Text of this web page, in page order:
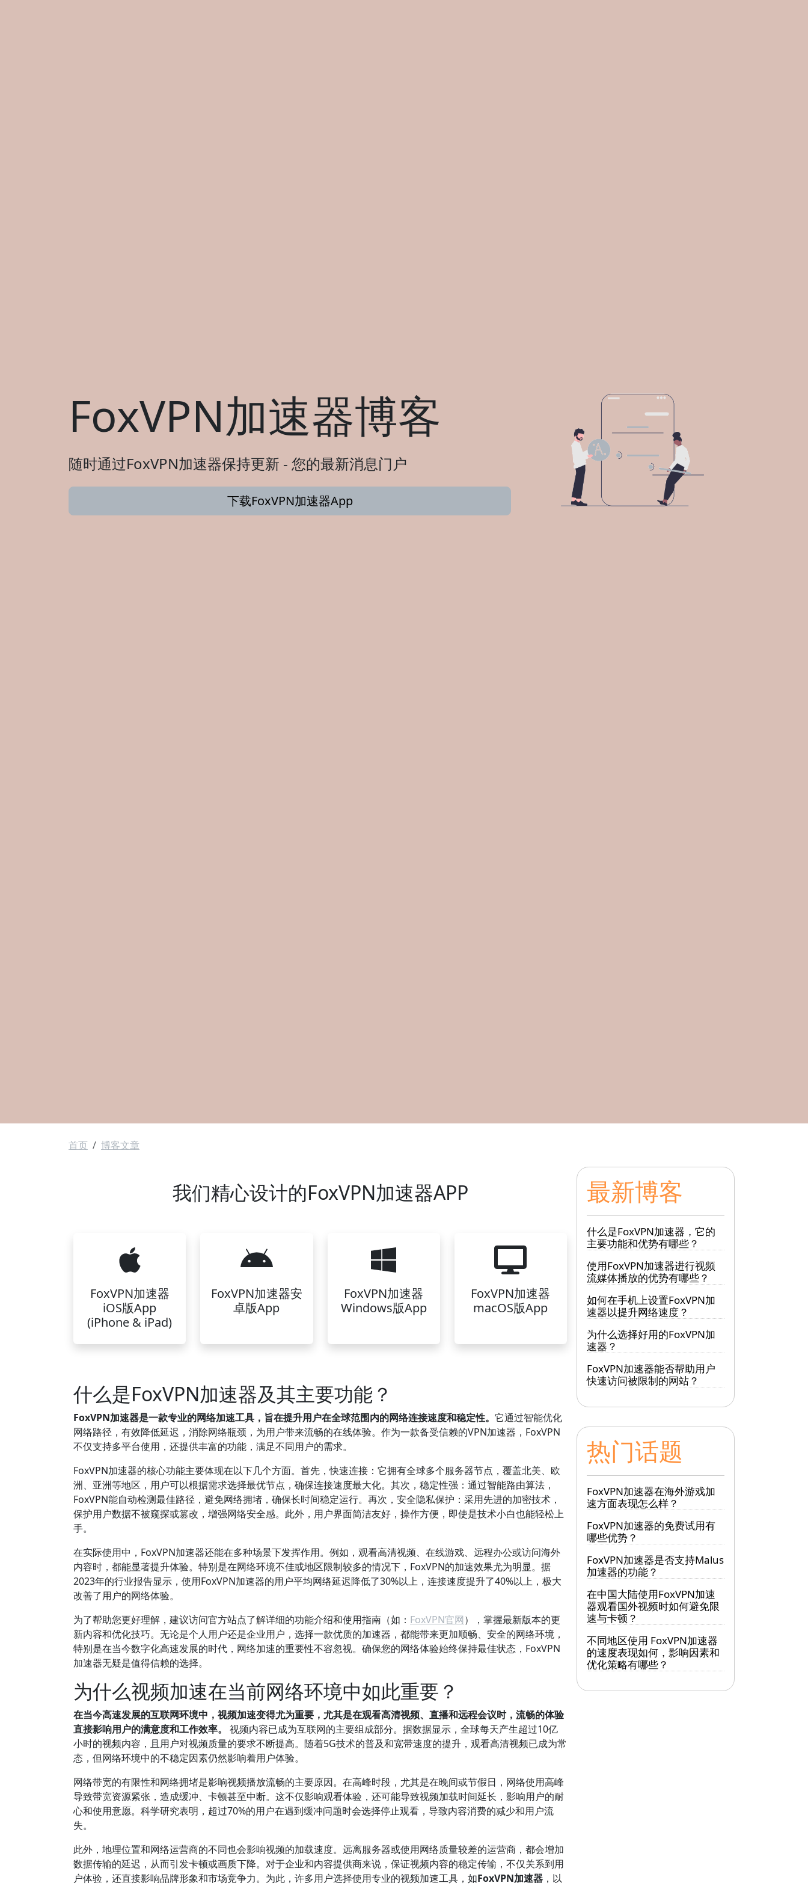
FoxVPN加速器博客
随时通过FoxVPN加速器保持更新 - 您的最新消息门户
下载FoxVPN加速器App
面包屑
首页 博客文章
我们精心设计的FoxVPN加速器APP
FoxVPN加速器
iOS版App
(iPhone & iPad)
FoxVPN加速器安
卓版App
FoxVPN加速器
Windows版App
FoxVPN加速器
macOS版App
什么是FoxVPN加速器及其主要功能？
FoxVPN加速器是一款专业的网络加速工具，旨在提升用户在全球范围内的网络连接速度和稳定性。 它通过智能优化
网络路径，有效降低延迟，消除网络瓶颈，为用户带来流畅的在线体验。作为一款备受信赖的VPN加速器，FoxVPN
不仅支持多平台使用，还提供丰富的功能，满足不同用户的需求。
FoxVPN加速器的核心功能主要体现在以下几个方面。首先，快速连接：它拥有全球多个服务器节点，覆盖北美、欧
洲、亚洲等地区，用户可以根据需求选择最优节点，确保连接速度最大化。其次，稳定性强：通过智能路由算法，
FoxVPN能自动检测最佳路径，避免网络拥堵，确保长时间稳定运行。再次，安全隐私保护：采用先进的加密技术，
保护用户数据不被窥探或篡改，增强网络安全感。此外，用户界面简洁友好，操作方便，即使是技术小白也能轻松上
手。
在实际使用中，FoxVPN加速器还能在多种场景下发挥作用。例如，观看高清视频、在线游戏、远程办公或访问海外
内容时，都能显著提升体验。特别是在网络环境不佳或地区限制较多的情况下，FoxVPN的加速效果尤为明显。据
2023年的行业报告显示，使用FoxVPN加速器的用户平均网络延迟降低了30%以上，连接速度提升了40%以上，极大
改善了用户的网络体验。
为了帮助您更好理解，建议访问官方站点了解详细的功能介绍和使用指南（如： FoxVPN官网），掌握最新版本的更
新内容和优化技巧。无论是个人用户还是企业用户，选择一款优质的加速器，都能带来更加顺畅、安全的网络环境，
特别是在当今数字化高速发展的时代，网络加速的重要性不容忽视。确保您的网络体验始终保持最佳状态，FoxVPN
加速器无疑是值得信赖的选择。
为什么视频加速在当前网络环境中如此重要？
在当今高速发展的互联网环境中，视频加速变得尤为重要，尤其是在观看高清视频、直播和远程会议时，流畅的体验
直接影响用户的满意度和工作效率。
视频内容已成为互联网的主要组成部分。据数据显示，全球每天产生超过10亿
小时的视频内容，且用户对视频质量的要求不断提高。随着5G技术的普及和宽带速度的提升，观看高清视频已成为常
态，但网络环境中的不稳定因素仍然影响着用户体验。
网络带宽的有限性和网络拥堵是影响视频播放流畅的主要原因。在高峰时段，尤其是在晚间或节假日，网络使用高峰
导致带宽资源紧张，造成缓冲、卡顿甚至中断。这不仅影响观看体验，还可能导致视频加载时间延长，影响用户的耐
心和使用意愿。科学研究表明，超过70%的用户在遇到缓冲问题时会选择停止观看，导致内容消费的减少和用户流
失。
此外，地理位置和网络运营商的不同也会影响视频的加载速度。远离服务器或使用网络质量较差的运营商，都会增加
数据传输的延迟，从而引发卡顿或画质下降。对于企业和内容提供商来说，保证视频内容的稳定传输，不仅关系到用
户体验，还直接影响品牌形象和市场竞争力。为此，许多用户选择使用专业的视频加速工具，如FoxVPN加速器 ，以
最新博客
什么是FoxVPN加速器，它的
主要功能和优势有哪些？
使用FoxVPN加速器进行视频
流媒体播放的优势有哪些？
如何在手机上设置FoxVPN加
速器以提升网络速度？
为什么选择好用的FoxVPN加
速器？
FoxVPN加速器能否帮助用户
快速访问被限制的网站？
热门话题
FoxVPN加速器在海外游戏加
速方面表现怎么样？
FoxVPN加速器的免费试用有
哪些优势？
FoxVPN加速器是否支持Malus
加速器的功能？
在中国大陆使用FoxVPN加速
器观看国外视频时如何避免限
速与卡顿？
不同地区使用 FoxVPN加速器
的速度表现如何，影响因素和
优化策略有哪些？